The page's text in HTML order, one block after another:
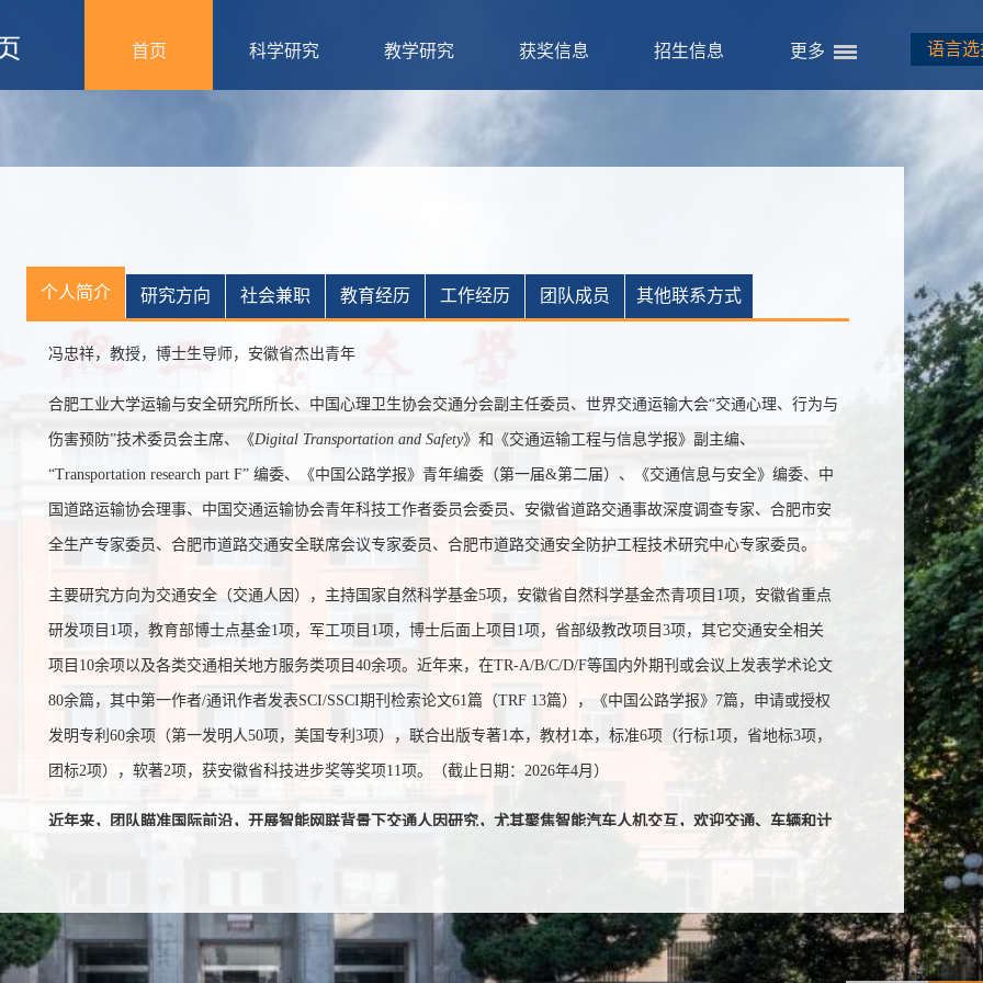
语言选
首页 科学研究 教学研究 获奖信息 招生信息 更多
个人简介 研究方向 社会兼职 教育经历 工作经历 团队成员 其他联系方式
冯忠祥，教授，博士生导师，安徽省杰出青年
合肥工业大学运输与安全研究所所长、中国心理卫生协会交通分会副主任委员、世界交通运输大会“交通心理、行为与
伤害预防”技术委员会主席、《Digital Transportation and Safety》和 《交通运输工程与信息学报》副主编、
“Transportation research part F” 编委、《中国公路学报》青年编委（第一届&第二届）、《交通信息与安全》编委、中
国道路运输协会理事、中国交通运输协会青年科技工作者委员会委员、安徽省道路交通事故深度调查专家、合肥市安
全生产专家委员、合肥市道路交通安全联席会议专家委员、合肥市道路交通安全防护工程技术研究中心专家委员。
主要研究方向为交通安全（交通人因），主持国家自然科学基金5项，安徽省自然科学基金杰青项目1项，安徽省重点
研发项目1项，教育部博士点基金1项，军工项目1项，博士后面上项目1项，省部级教改项目3项，其它交通安全相关
项目10余项以及各类交通相关地方服务类项目40余项。近年来，在TR-A/B/C/D/F等国内外期刊或会议上发表学术论文
80余篇，其中第一作者/通讯作者发表SCI/SSCI期刊检索论文61篇（TRF 13篇），《中国公路学报》7篇，申请或授权
发明专利60余项（第一发明人50项，美国专利3项），联合出版专著1本，教材1本，标准6项（行标1项，省地标3项，
团标2项），软著2项，获安徽省科技进步奖等奖项11项。（截止日期：2026年4月）
近年来，团队瞄准国际前沿，开展智能网联背景下交通人因研究，尤其聚焦智能汽车人机交互，欢迎交通、车辆和计